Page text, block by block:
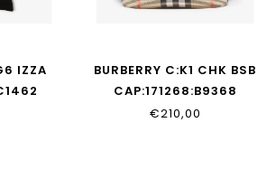
IZZA
BURBERRY C:K1 CHK BSB
CAP:171268:B9368
€210,00